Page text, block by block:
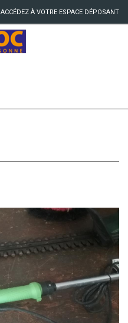
ACCÉDEZ À VOTRE ESPACE DÉPOSANT